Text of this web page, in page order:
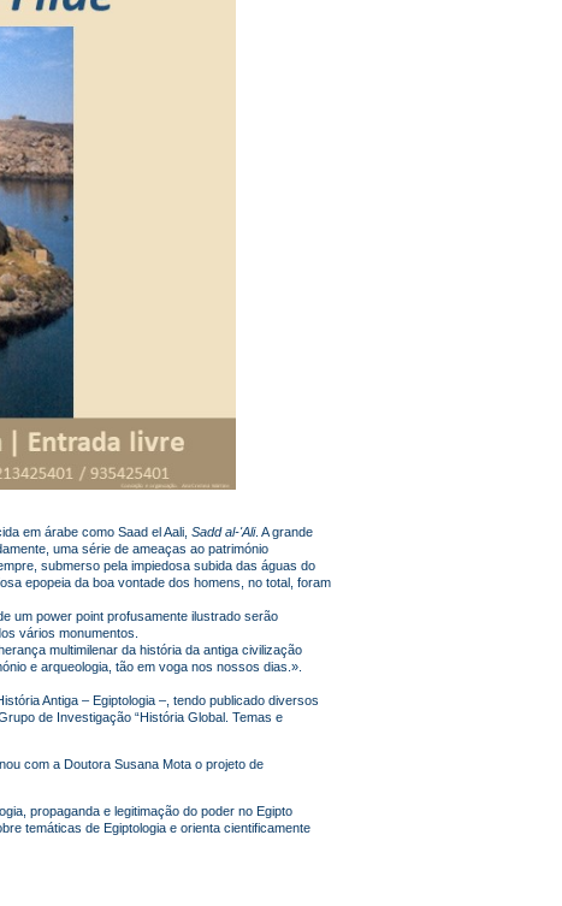
em árabe como Saad el Aali, Sadd al-'Ali. A grande
uma série de ameaças ao património
submerso pela impiedosa subida das águas do
epopeia da boa vontade dos homens, no total, foram
um power point profusamente ilustrado serão
vários monumentos.
multimilenar da história da antiga civilização
e arqueologia, tão em voga nos nossos dias.».
Antiga – Egiptologia –, tendo publicado diversos
de Investigação “História Global. Temas e
com a Doutora Susana Mota o projeto de
propaganda e legitimação do poder no Egipto
temáticas de Egiptologia e orienta cientificamente